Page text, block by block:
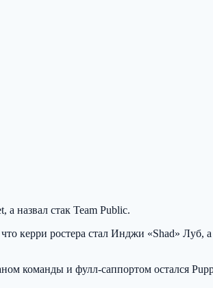
, а назвал стак Team Public.
керри ростера стал Инджи «Shad» Луб,
команды и фулл-саппортом остался